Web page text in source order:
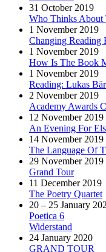
31 October 2019
Who Thinks About
1 November 2019
Changing Reading
1 November 2019
How Is The Book
1 November 2019
Reading: Lukas
2 November 2019
Academy Awards
12 November 2019
An Evening For
14 November 2019
The Language Of
29 November 2019
Grand Tour
11 December 2019
The Poetry Quartet
20 – 25 January
Poetica 6
Widerstand
24 January 2020
GRAND TOUR